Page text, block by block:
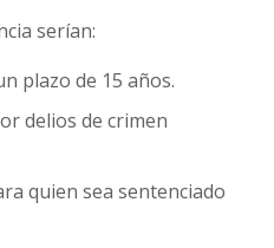
serían:
plazo de 15 años.
delios de crimen
quien sea sentenciado